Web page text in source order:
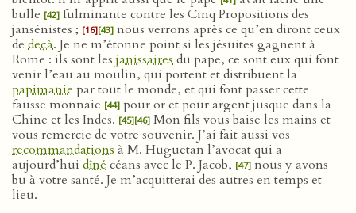
bulle [42] fulminante contre les Cinq Propositions des
jansénistes ; [16][43] nous verrons après ce qu’en diront ceux
de deçà. Je ne m’étonne point si les jésuites gagnent à
Rome : ils sont lesjanissairesdu pape, ce sont eux qui font
venir l’eau au moulin, qui portent et distribuent la
papimanie par tout le monde, et qui font passer cette
fausse monnaie [44] pour or et pour argent jusque dans la
Chine et les Indes. [45][46] Mon fils vous baise les mains et
vous remercie de votre souvenir. J’ai fait aussi vos
recommandations à M. Huguetan l’avocat qui a
aujourd’hui dîné céans avec le P. Jacob, [47] nous y avons
bu à votre santé. Je m’acquitterai des autres en temps et
lieu.